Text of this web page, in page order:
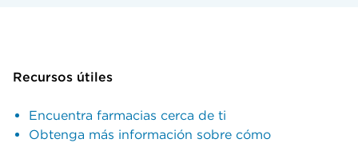
Recursos útiles
Encuentra farmacias cerca de ti
Obtenga más información sobre cómo